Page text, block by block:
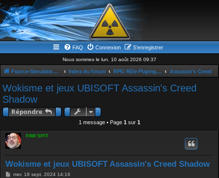
FAQ Connexion S’enregistrer
Nous sommes le lun. 10 août 2026 09:37
France-Simulation / Simulation-france-magazine.com Index du forum RPG Rôle Playing Game Assassin's Creed
Wokisme et jeux UBISOFT Assassin's Creed
Shadow
Répondre
1 message • Page 1 sur 1
FAW SPIT
Wokisme et jeux UBISOFT Assassin's Creed Shadow
Mmer. 18 sept. 2024 14:16